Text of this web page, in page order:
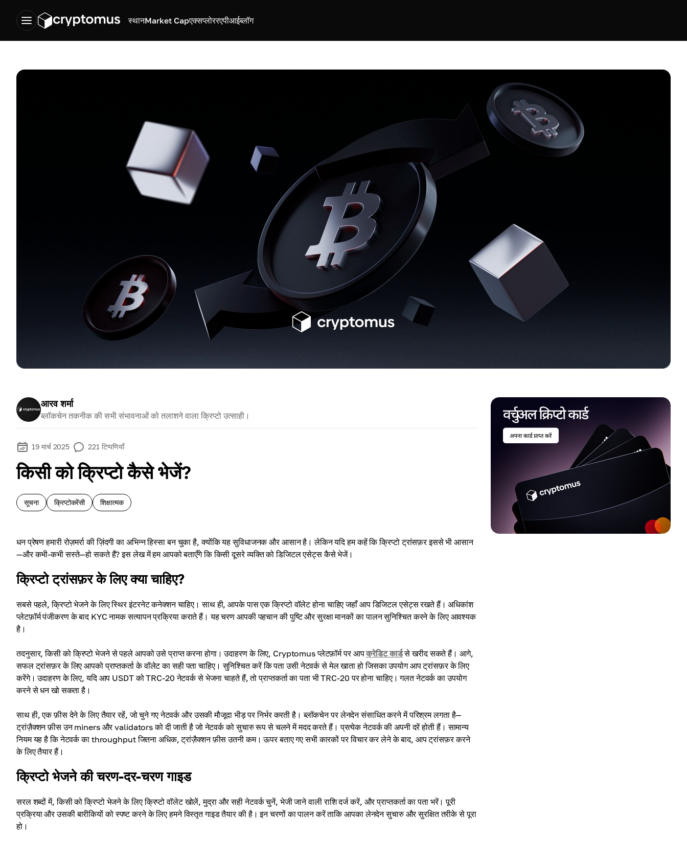
स्थानMarket Capएक्सप्लोररएपीआईब्लॉग
आरव शर्मा
ब्लॉकचेन तकनीक की सभी संभावनाओं को तलाशने वाला क्रिप्टो उत्साही।
19 मार्च 2025 221 टिप्पणियाँ
किसी को क्रिप्टो कैसे भेजें?
सूचना क्रिप्टोकरेंसी शिक्षात्मक
धन प्रेषण हमारी रोज़मर्रा की ज़िंदगी का अभिन्न हिस्सा बन चुका है, क्योंकि यह सुविधाजनक और आसान है। लेकिन यदि हम कहें कि क्रिप्टो ट्रांसफ़र इससे भी आसान
—और कभी-कभी सस्ते—हो सकते हैं? इस लेख में हम आपको बताएँगे कि किसी दूसरे व्यक्ति को डिजिटल एसेट्स कैसे भेजें।
क्रिप्टो ट्रांसफ़र के लिए क्या चाहिए?
सबसे पहले, क्रिप्टो भेजने के लिए स्थिर इंटरनेट कनेक्शन चाहिए। साथ ही, आपके पास एक क्रिप्टो वॉलेट होना चाहिए जहाँ आप डिजिटल एसेट्स रखते हैं। अधिकांश
प्लेटफ़ॉर्म पंजीकरण के बाद KYC नामक सत्यापन प्रक्रिया कराते हैं। यह चरण आपकी पहचान की पुष्टि और सुरक्षा मानकों का पालन सुनिश्चित करने के लिए आवश्यक
है।
तदनुसार, किसी को क्रिप्टो भेजने से पहले आपको उसे प्राप्त करना होगा। उदाहरण के लिए, Cryptomus प्लेटफ़ॉर्म पर आपक्रेडिट कार्डसे खरीद सकते हैं। आगे,
सफल ट्रांसफ़र के लिए आपको प्राप्तकर्ता के वॉलेट का सही पता चाहिए। सुनिश्चित करें कि पता उसी नेटवर्क से मेल खाता हो जिसका उपयोग आप ट्रांसफ़र के लिए
करेंगे। उदाहरण के लिए, यदि आप USDT को TRC-20 नेटवर्क से भेजना चाहते हैं, तो प्राप्तकर्ता का पता भी TRC-20 पर होना चाहिए। गलत नेटवर्क का उपयोग
करने से धन खो सकता है।
साथ ही, एक फ़ीस देने के लिए तैयार रहें, जो चुने गए नेटवर्क और उसकी मौजूदा भीड़ पर निर्भर करती है। ब्लॉकचेन पर लेनदेन संसाधित करने में परिश्रम लगता है—
ट्रांज़ैक्शन फ़ीस उन miners और validators को दी जाती है जो नेटवर्क को सुचारु रूप से चलने में मदद करते हैं। प्रत्येक नेटवर्क की अपनी दरें होती हैं। सामान्य
नियम यह है कि नेटवर्क का throughput जितना अधिक, ट्रांज़ैक्शन फ़ीस उतनी कम। ऊपर बताए गए सभी कारकों पर विचार कर लेने के बाद, आप ट्रांसफ़र करने
के लिए तैयार हैं।
क्रिप्टो भेजने की चरण-दर-चरण गाइड
सरल शब्दों में, किसी को क्रिप्टो भेजने के लिए क्रिप्टो वॉलेट खोलें, मुद्रा और सही नेटवर्क चुनें, भेजी जाने वाली राशि दर्ज करें, और प्राप्तकर्ता का पता भरें। पूरी
प्रक्रिया और उसकी बारीकियों को स्पष्ट करने के लिए हमने विस्तृत गाइड तैयार की है। इन चरणों का पालन करें ताकि आपका लेनदेन सुचारु और सुरक्षित तरीके से पूरा
हो।